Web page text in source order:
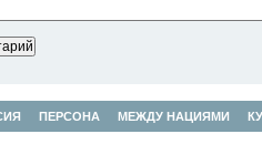
ПЕРСОНА МЕЖДУ НАЦИЯМИ